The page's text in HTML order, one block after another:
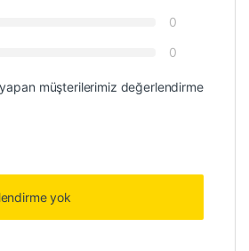
0
0
yapan müşterilerimiz değerlendirme
yok